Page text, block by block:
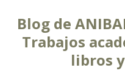
Blog de
Trabajos
libros